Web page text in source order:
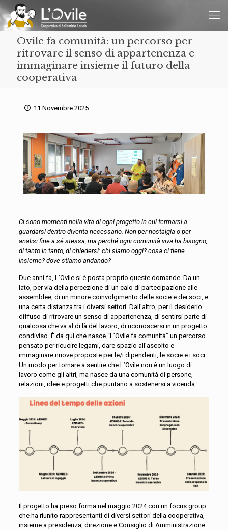
Ovile fa comunità: un percorso per
ritrovare il senso di appartenenza e
immaginare insieme il futuro della
cooperativa
11 Novembre 2025
Ci sono momenti nella vita di ogni progetto in cui fermarsi a
guardarsi dentro diventa necessario. Non per nostalgia o per
analisi fine a sé stessa, ma perché ogni comunità viva ha bisogno,
di tanto in tanto, di chiedersi: chi siamo oggi? cosa ci tiene
insieme? dove stiamo andando?
Due anni fa, L’Ovile si è posta proprio queste domande. Da un
lato, per via della percezione di un calo di partecipazione alle
assemblee, di un minore coinvolgimento delle socie e dei soci, e
una certa distanza tra i diversi settori. Dall’altro, per il desiderio
diffuso di ritrovare un senso di appartenenza, di sentirsi parte di
qualcosa che va al di là del lavoro, di riconoscersi in un progetto
condiviso. È da qui che nasce “L’Ovile fa comunità” un percorso
pensato per ricucire legami, dare spazio all’ascolto e
immaginare nuove proposte per le/i dipendenti, le socie e i soci.
Un modo per tornare a sentire che L’Ovile non è un luogo di
lavoro come gli altri, ma nasce da una comunità di persone,
relazioni, idee e progetti che puntano a sostenersi a vicenda.
Il progetto ha preso forma nel maggio 2024 con un focus group
che ha riunito rappresentanti di diversi settori della cooperativa,
insieme a presidenza, direzione e Consiglio di Amministrazione.